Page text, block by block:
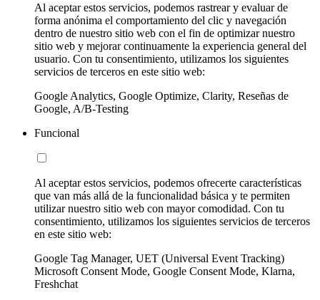
Al aceptar estos servicios, podemos rastrear y evaluar de
forma anónima el comportamiento del clic y navegación
dentro de nuestro sitio web con el fin de optimizar nuestro
sitio web y mejorar continuamente la experiencia general del
usuario. Con tu consentimiento, utilizamos los siguientes
servicios de terceros en este sitio web:
Google Analytics, Google Optimize, Clarity, Reseñas de
Google, A/B-Testing
Funcional
Al aceptar estos servicios, podemos ofrecerte características
que van más allá de la funcionalidad básica y te permiten
utilizar nuestro sitio web con mayor comodidad. Con tu
consentimiento, utilizamos los siguientes servicios de terceros
en este sitio web:
Google Tag Manager, UET (Universal Event Tracking)
Microsoft Consent Mode, Google Consent Mode, Klarna,
Freshchat